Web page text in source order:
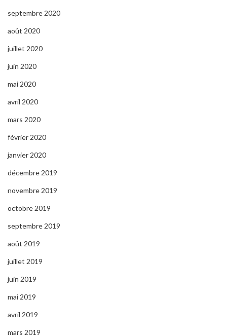
septembre 2020
août 2020
juillet 2020
juin 2020
mai 2020
avril 2020
mars 2020
février 2020
janvier 2020
décembre 2019
novembre 2019
octobre 2019
septembre 2019
août 2019
juillet 2019
juin 2019
mai 2019
avril 2019
mars 2019